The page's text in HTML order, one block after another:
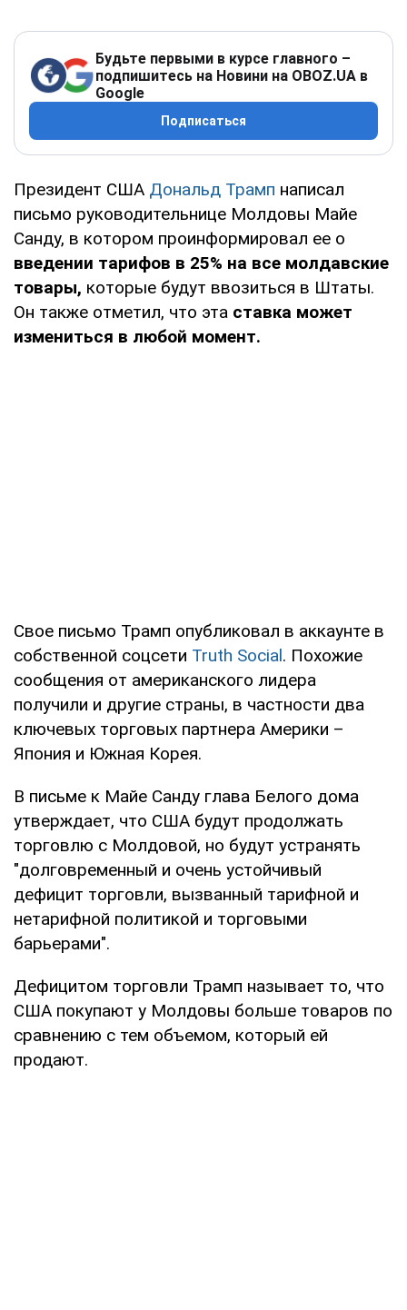
Будьте первыми в курсе главного –
подпишитесь на Новини на OBOZ.UA в
Google
Подписаться
Президент США Дональд Трамп написал
письмо руководительнице Молдовы Майе
Санду, в котором проинформировал ее о
введении тарифов в 25% на все молдавские
товары, которые будут ввозиться в Штаты.
Он также отметил, что эта ставка может
измениться в любой момент.
Свое письмо Трамп опубликовал в аккаунте в
собственной соцсети Truth Social. Похожие
сообщения от американского лидера
получили и другие страны, в частности два
ключевых торговых партнера Америки –
Япония и Южная Корея.
В письме к Майе Санду глава Белого дома
утверждает, что США будут продолжать
торговлю с Молдовой, но будут устранять
"долговременный и очень устойчивый
дефицит торговли, вызванный тарифной и
нетарифной политикой и торговыми
барьерами".
Дефицитом торговли Трамп называет то, что
США покупают у Молдовы больше товаров по
сравнению с тем объемом, который ей
продают.